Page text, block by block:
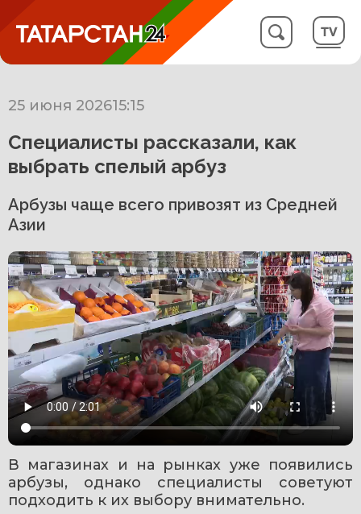
25 июня 202615:15
Специалисты рассказали, как
выбрать спелый арбуз
Арбузы чаще всего привозят из Средней
Азии
В магазинах и на рынках уже появились
арбузы, однако специалисты советуют
подходить к их выбору внимательно.